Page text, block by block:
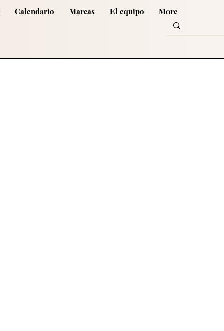
Calendario Marcas El equipo More